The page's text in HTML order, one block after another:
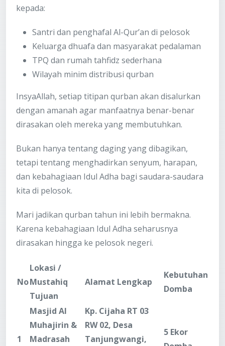
kepada:
Santri dan penghafal Al-Qur’an di pelosok
Keluarga dhuafa dan masyarakat pedalaman
TPQ dan rumah tahfidz sederhana
Wilayah minim distribusi qurban
InsyaAllah, setiap titipan qurban akan disalurkan
dengan amanah agar manfaatnya benar-benar
dirasakan oleh mereka yang membutuhkan.
Bukan hanya tentang daging yang dibagikan,
tetapi tentang menghadirkan senyum, harapan,
dan kebahagiaan Idul Adha bagi saudara-saudara
kita di pelosok.
Mari jadikan qurban tahun ini lebih bermakna.
Karena kebahagiaan Idul Adha seharusnya
dirasakan hingga ke pelosok negeri.
No
Lokasi /
Mustahiq
Tujuan
Alamat Lengkap
Kebutuhan
Domba
1
Masjid Al
Muhajirin &
Madrasah
Kp. Cijaha RT 03
RW 02, Desa
Tanjungwangi,
5 Ekor